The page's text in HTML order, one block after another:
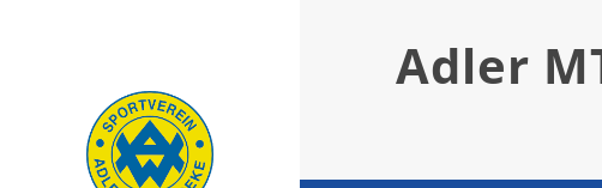
Adler